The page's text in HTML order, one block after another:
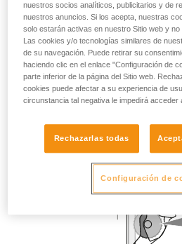
velocidad de 2 m/s, el aparato
compruebe su instalación o
aparato.
nuestros socios analíticos, publicitarios y de
nuestros anuncios. Si los acepta, nuestras
solo estarán activas en nuestro Sitio web y
Las cookies y/o tecnologías similares de
de su navegación. Puede retirar su
haciendo clic en el enlace "Configuración de
parte inferior de la página del Sitio web.
cookies puede afectar a su experiencia de
circunstancia tal negativa le impedirá acceder
Rechazarlas todas
Configuración de